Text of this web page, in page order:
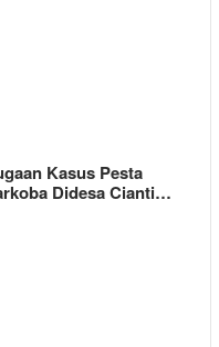
Kasus Pesta
Didesa Cianti…